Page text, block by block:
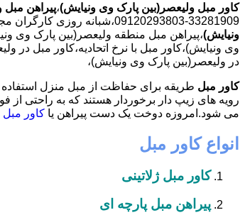
کاور مبل ولیعصر(بین پارک وی ونیایش)،پیراهن
33281909-09120293803،شبانه روزی کارگران مجرب،کاور مبل محدوده ولیعصر(بین پارک وی ونیایش)،
ونیایش)،پیراهن مبل منطقه ولیعصر(بین پارک وی
وی ونیایش)،کاور مبل با نرخ اتحادیه،کاور مبل در
در ولیعصر(بین پارک وی ونیایش)،
کاور مبل طریقه برای حفاظت از مبل منزل
رویه های زیپ دار برخوردار هستند که به راحتی
می شود.امروزه دوخت یک دست پیراهن یا کاور مبل
انواع کاور مبل
کاور مبل ژلاتینی
پیراهن مبل پارچه ای